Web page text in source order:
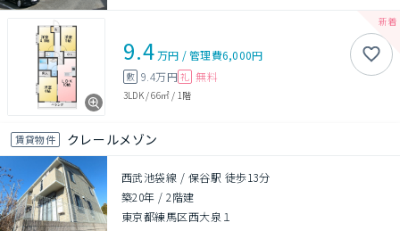
9.4万円 /管理費6,000円
敷 9.4万円 礼 無料
3LDK/66㎡ / 1階
賃貸物件 クレールメゾン
西武池袋線 / 保谷駅 徒歩13分
築20年 /2階建
東京都練馬区西大泉１